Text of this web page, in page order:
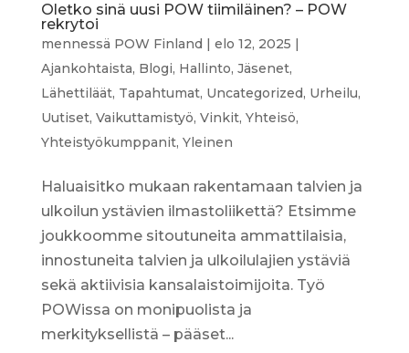
Oletko sinä uusi POW tiimiläinen? – POW
rekrytoi
mennessä POW Finland | elo 12, 2025 |
Ajankohtaista, Blogi, Hallinto, Jäsenet,
Lähettiläät, Tapahtumat, Uncategorized, Urheilu,
Uutiset, Vaikuttamistyö, Vinkit, Yhteisö,
Yhteistyökumppanit, Yleinen
Haluaisitko mukaan rakentamaan talvien ja
ulkoilun ystävien ilmastoliikettä? Etsimme
joukkoomme sitoutuneita ammattilaisia,
innostuneita talvien ja ulkoilulajien ystäviä
sekä aktiivisia kansalaistoimijoita. Työ
POWissa on monipuolista ja
merkityksellistä – pääset...